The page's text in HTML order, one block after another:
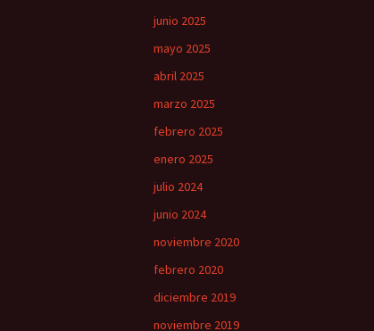
junio 2025
mayo 2025
abril 2025
marzo 2025
febrero 2025
enero 2025
julio 2024
junio 2024
noviembre 2020
febrero 2020
diciembre 2019
noviembre 2019